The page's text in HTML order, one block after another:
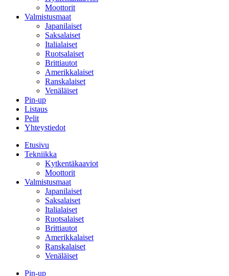
Moottorit
Valmistusmaat
Japanilaiset
Saksalaiset
Italialaiset
Ruotsalaiset
Brittiautot
Amerikkalaiset
Ranskalaiset
Venäläiset
Pin-up
Listaus
Pelit
Yhteystiedot
Etusivu
Tekniikka
Kytkentäkaaviot
Moottorit
Valmistusmaat
Japanilaiset
Saksalaiset
Italialaiset
Ruotsalaiset
Brittiautot
Amerikkalaiset
Ranskalaiset
Venäläiset
Pin-up